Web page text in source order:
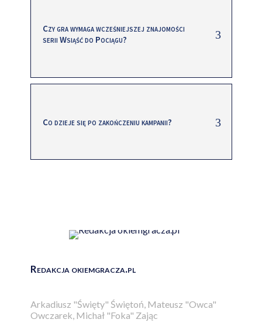
Czy gra wymaga wcześniejszej znajomości
serii Wsiąść do Pociągu?
Co dzieje się po zakończeniu kampanii?
Redakcja okiemgracza.pl
Arkadiusz "Święty" Świętoń, Mateusz "Owca"
Owczarek, Michał "Foka" Zając